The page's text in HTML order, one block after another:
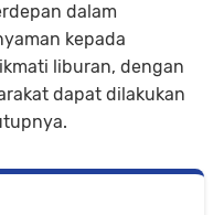
dalam
kepada
liburan, dengan
dapat dilakukan